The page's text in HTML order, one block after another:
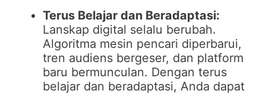
Terus Belajar dan Beradaptasi:
Lanskap digital selalu berubah.
Algoritma mesin pencari diperbarui,
tren audiens bergeser, dan platform
baru bermunculan. Dengan terus
belajar dan beradaptasi, Anda dapat